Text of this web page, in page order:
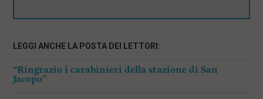
LEGGI ANCHE LA POSTA DEI LETTORI:
“Ringrazio i carabinieri della stazione di San
Jacopo”